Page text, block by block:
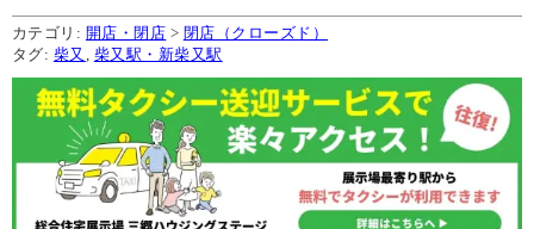
カテゴリ: 開店・閉店 > 閉店（クローズド）
タグ: 柴又 柴又駅・新柴又駅